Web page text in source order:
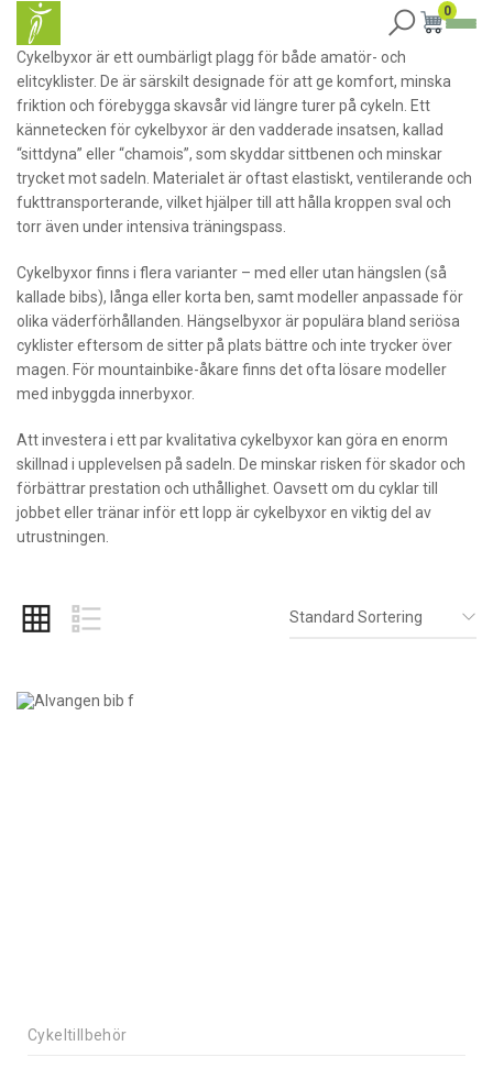
0
Cykelbyxor är ett oumbärligt plagg för både amatör- och
elitcyklister. De är särskilt designade för att ge komfort, minska
friktion och förebygga skavsår vid längre turer på cykeln. Ett
kännetecken för cykelbyxor är den vadderade insatsen, kallad
“sittdyna” eller “chamois”, som skyddar sittbenen och minskar
trycket mot sadeln. Materialet är oftast elastiskt, ventilerande och
fukttransporterande, vilket hjälper till att hålla kroppen sval och
torr även under intensiva träningspass.
Cykelbyxor finns i flera varianter – med eller utan hängslen (så
kallade bibs), långa eller korta ben, samt modeller anpassade för
olika väderförhållanden. Hängselbyxor är populära bland seriösa
cyklister eftersom de sitter på plats bättre och inte trycker över
magen. För mountainbike-åkare finns det ofta lösare modeller
med inbyggda innerbyxor.
Att investera i ett par kvalitativa cykelbyxor kan göra en enorm
skillnad i upplevelsen på sadeln. De minskar risken för skador och
förbättrar prestation och uthållighet. Oavsett om du cyklar till
jobbet eller tränar inför ett lopp är cykelbyxor en viktig del av
utrustningen.
Standard Sortering
Cykeltillbehör